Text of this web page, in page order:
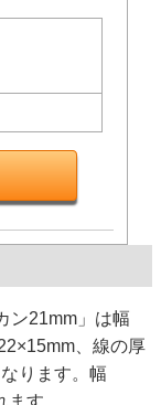
ン21mm」は幅
、線の厚
ります。幅
す。